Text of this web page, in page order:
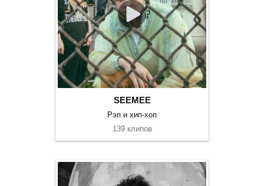
SEEMEE
Рэп и хип-хоп
139 клипов